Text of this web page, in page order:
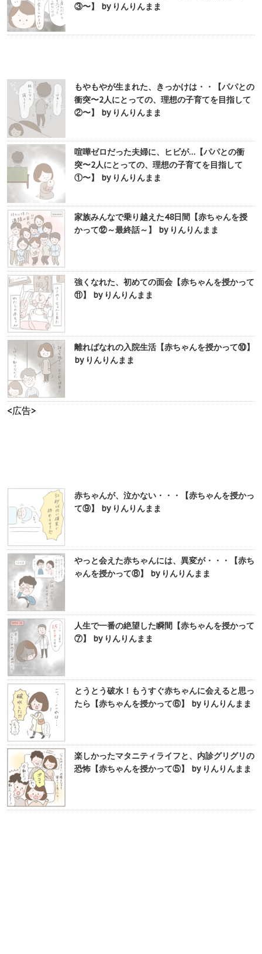
③〜】 by りんりんまま
もやもやが生まれた、きっかけは・・【パパとの
衝突〜2人にとっての、理想の子育てを目指して
②〜】 by りんりんまま
喧嘩ゼロだった夫婦に、ヒビが…【パパとの衝
突〜2人にとっての、理想の子育てを目指して
①〜】 by りんりんまま
家族みんなで乗り越えた48日間【赤ちゃんを授
かって⑫～最終話～】 by りんりんまま
強くなれた、初めての面会【赤ちゃんを授かって
⑪】 by りんりんまま
離ればなれの入院生活【赤ちゃんを授かって⑩】
by りんりんまま
<広告>
赤ちゃんが、泣かない・・・【赤ちゃんを授かっ
て⑨】 by りんりんまま
やっと会えた赤ちゃんには、異変が・・・【赤ち
ゃんを授かって⑧】 by りんりんまま
人生で一番の絶望した瞬間【赤ちゃんを授かって
⑦】 by りんりんまま
とうとう破水！もうすぐ赤ちゃんに会えると思っ
たら【赤ちゃんを授かって⑥】 by りんりんまま
楽しかったマタニティライフと、内診グリグリの
恐怖【赤ちゃんを授かって⑤】 by りんりんまま